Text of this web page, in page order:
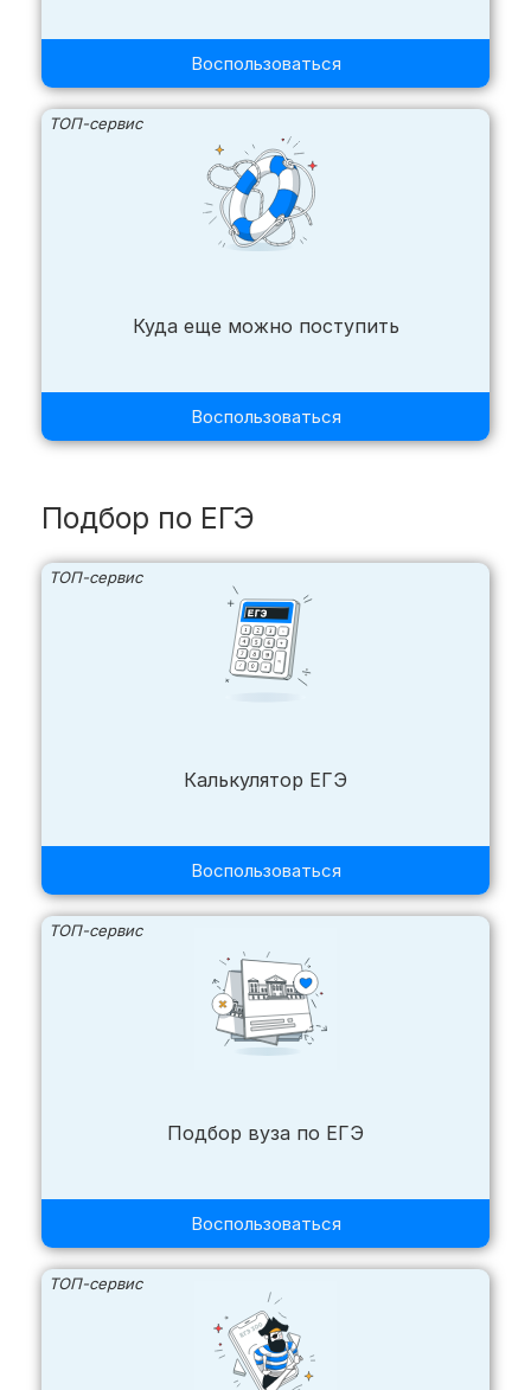
Воспользоваться
ТОП-сервис
Куда еще можно поступить
Воспользоваться
Подбор по ЕГЭ
ТОП-сервис
Калькулятор ЕГЭ
Воспользоваться
ТОП-сервис
Подбор вуза по ЕГЭ
Воспользоваться
ТОП-сервис